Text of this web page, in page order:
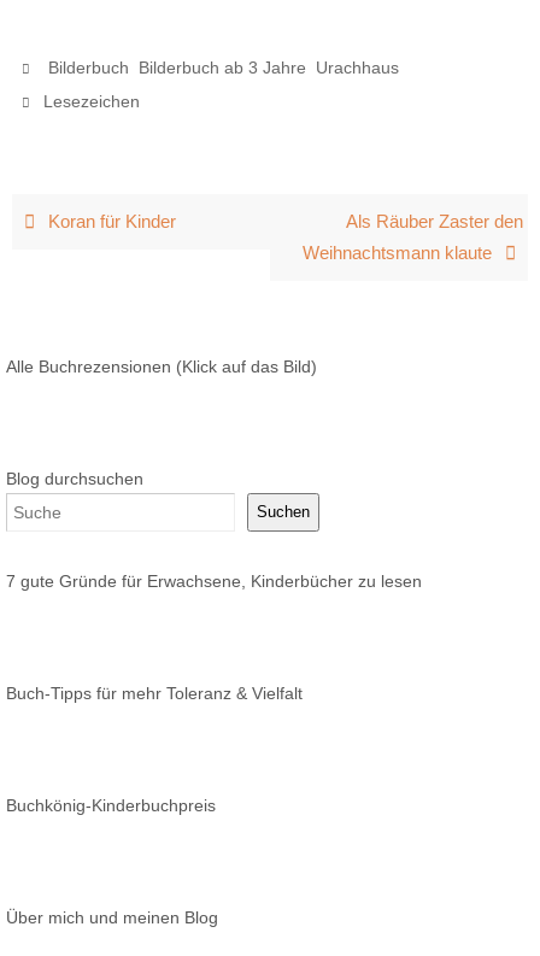
Bilderbuch Bilderbuch ab 3 Jahre Urachhaus
Lesezeichen
Koran für Kinder
Als Räuber Zaster den
Weihnachtsmann klaute
Alle Buchrezensionen (Klick auf das Bild)
Blog durchsuchen
Suchen
7 gute Gründe für Erwachsene, Kinderbücher zu lesen
Buch-Tipps für mehr Toleranz & Vielfalt
Buchkönig-Kinderbuchpreis
Über mich und meinen Blog